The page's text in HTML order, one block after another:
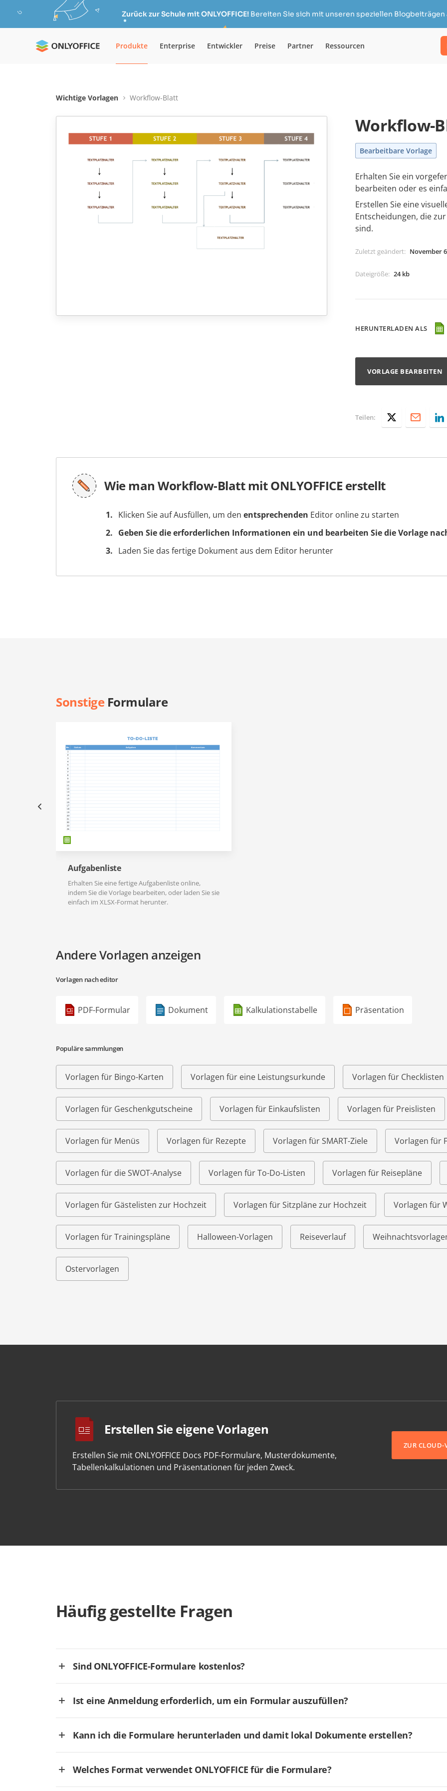
Zurück zur Schule mit ONLYOFFICE!Bereiten Sie sich mit unseren speziellen Blogbeiträgen
Produkte Enterprise Entwickler Preise Partner Ressourcen
Wichtige Vorlagen Workflow-Blatt
Workflow-
Bearbeitbare Vorlage
Erhalten Sie ein
bearbeiten oder es
Erstellen Sie eine
Entscheidungen, die
sind.
Zuletzt geändert: November
Dateigröße: 24 kb
HERUNTERLADEN ALS
VORLAGE BEARBEITEN
Teilen:
Wie man Workflow-Blatt mit ONLYOFFICE erstellt
Klicken Sie auf Ausfüllen, um den entsprechenden Editor online zu starten
Geben Sie die erforderlichen Informationen ein und bearbeiten Sie die Vorlage
Laden Sie das fertige Dokument aus dem Editor herunter
SonstigeFormulare
Aufgabenliste
Erhalten Sie eine fertige Aufgabenliste online,
indem Sie die Vorlage bearbeiten, oder laden Sie sie
einfach im XLSX-Format herunter.
Andere Vorlagen anzeigen
Vorlagen nach editor
PDF-Formular Dokument Kalkulationstabelle Präsentation
Populäre sammlungen
Vorlagen für Bingo-Karten Vorlagen für eine Leistungsurkunde Vorlagen für Checklisten
Vorlagen für Geschenkgutscheine Vorlagen für Einkaufslisten Vorlagen für Preislisten
Vorlagen für Menüs Vorlagen für Rezepte Vorlagen für SMART-Ziele Vorlagen für
Vorlagen für die SWOT-Analyse Vorlagen für To-Do-Listen Vorlagen für Reisepläne
Vorlagen für Gästelisten zur Hochzeit Vorlagen für Sitzpläne zur Hochzeit Vorlagen für
Vorlagen für Trainingspläne Halloween-Vorlagen Reiseverlauf
Ostervorlagen
Erstellen Sie eigene Vorlagen
Erstellen Sie mit ONLYOFFICE Docs PDF-Formulare, Musterdokumente,
Tabellenkalkulationen und Präsentationen für jeden Zweck.
ZUR CLOUD-
Häufig gestellte Fragen
Sind ONLYOFFICE-Formulare kostenlos?
Ist eine Anmeldung erforderlich, um ein Formular auszufüllen?
Kann ich die Formulare herunterladen und damit lokal Dokumente erstellen?
Welches Format verwendet ONLYOFFICE für die Formulare?